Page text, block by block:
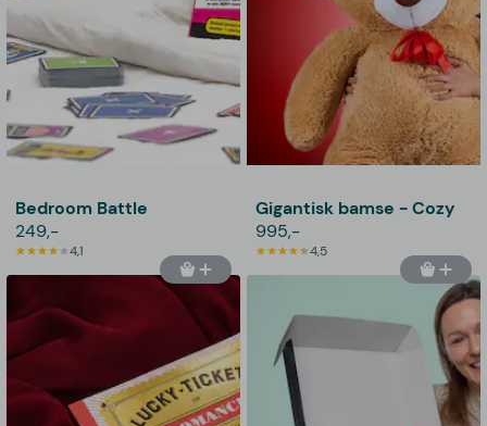
Bedroom Battle
249,-
4,1
Gigantisk bamse - Cozy
995,-
4,5